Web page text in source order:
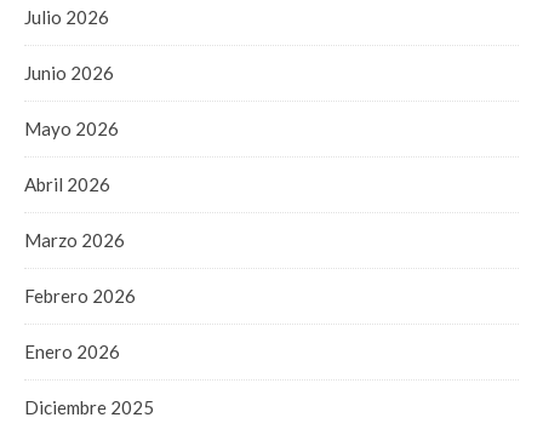
Julio 2026
Junio 2026
Mayo 2026
Abril 2026
Marzo 2026
Febrero 2026
Enero 2026
Diciembre 2025